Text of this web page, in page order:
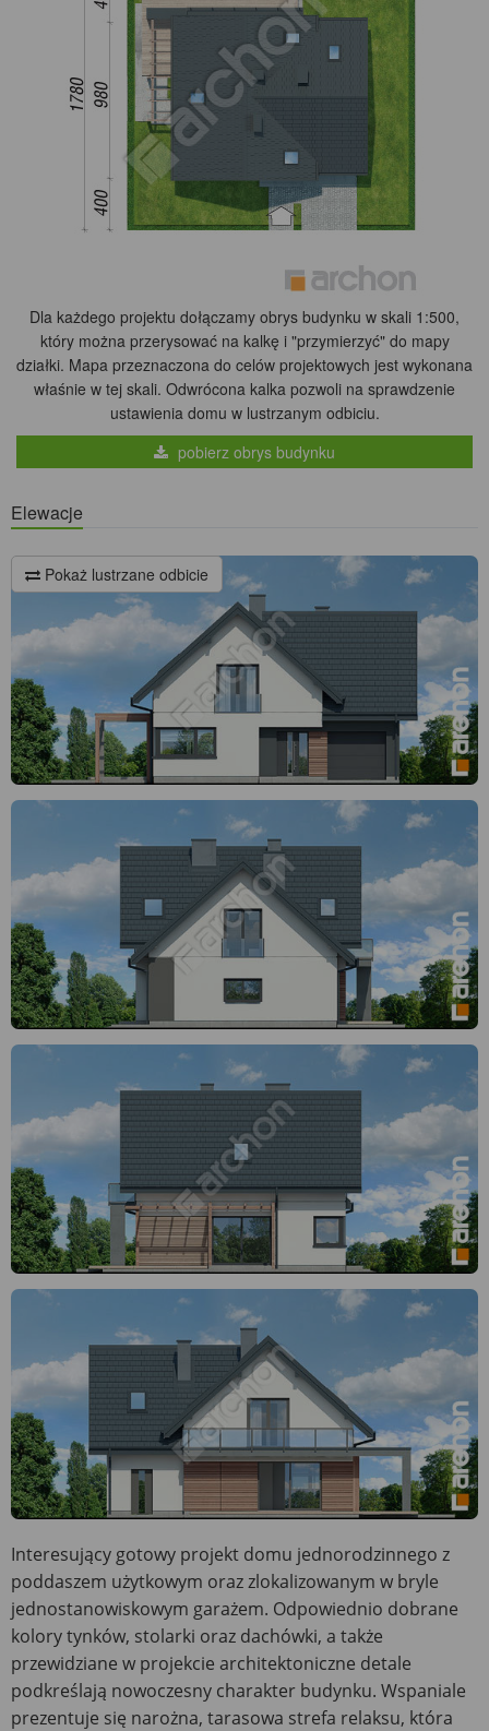
Dla każdego projektu dołączamy obrys budynku w skali 1:500,
który można przerysować na kalkę i "przymierzyć" do mapy
działki. Mapa przeznaczona do celów projektowych jest wykonana
właśnie w tej skali. Odwrócona kalka pozwoli na sprawdzenie
ustawienia domu w lustrzanym odbiciu.
pobierz obrys budynku
Elewacje
Pokaż lustrzane odbicie
Interesujący gotowy projekt domu jednorodzinnego z
poddaszem użytkowym oraz zlokalizowanym w bryle
jednostanowiskowym garażem. Odpowiednio dobrane
kolory tynków, stolarki oraz dachówki, a także
przewidziane w projekcie architektoniczne detale
podkreślają nowoczesny charakter budynku. Wspaniale
prezentuje się narożna, tarasowa strefa relaksu, która